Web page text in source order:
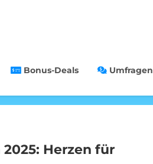
Bonus-Deals Umfragen
Herzen für